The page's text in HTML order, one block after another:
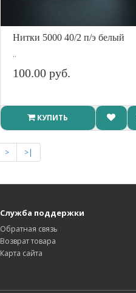
Нитки 5000 40/2 п/э белый
..
100.00 руб.
КУПИТЬ
> >|
Служба поддержки
Обратная связь
Возврат товара
Карта сайта